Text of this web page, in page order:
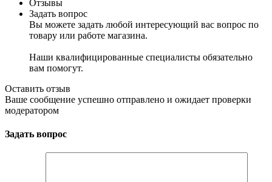
Отзывы
Задать вопрос
Вы можете задать любой интересующий вас вопрос по
товару или работе магазина.
Наши квалифицированные специалисты обязательно
вам помогут.
Оставить отзыв
Ваше сообщение успешно отправлено и ожидает проверки
модератором
Задать вопрос